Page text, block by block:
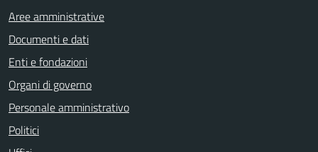
Aree amministrative
Documenti e dati
Enti e fondazioni
Organi di governo
Personale amministrativo
Politici